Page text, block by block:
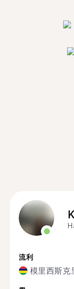
流利
模里西斯克